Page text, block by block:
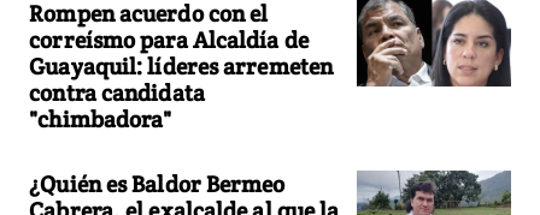
Rompen acuerdo con el
correísmo para Alcaldía de
Guayaquil: líderes arremeten
contra candidata
"chimbadora"
¿Quién es Baldor Bermeo